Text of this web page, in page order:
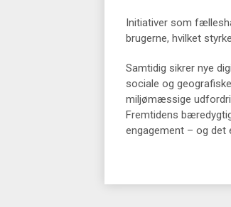
Initiativer som
brugerne, hvilket
Samtidig sikrer nye
sociale og
miljømæssige
Fremtidens
engagement – og det